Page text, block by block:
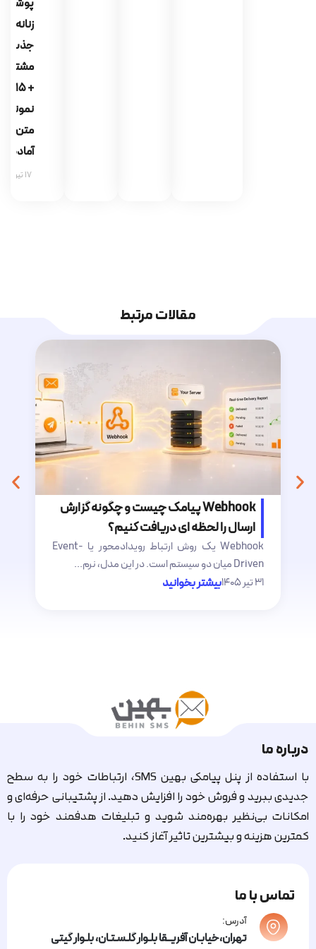
پوشاک
زنانه |
جذب
مشتری
+ 15
نمونه
متن
آماده
17 تیر 1405
مقالات مرتبط
Webhook پیامک چیست و چگونه گزارش
ارسال را لحظه ای دریافت کنیم؟
Webhook یک روش ارتباط رویدادمحور یا Event-
Driven میان دو سیستم است. در این مدل، نرم...
۳۱ تیر ۱۴۰۵
بیشتر بخوانید
درباره ما
با استفاده از پنل پیامکی بهین SMS، ارتباطات خود را به سطح
جدیدی ببرید و فروش خود را افزایش دهید. از پشتیبانی حرفه‌ای و
امکانات بی‌نظیر بهره‌مند شوید و تبلیغات هدفمند خود را با
کمترین هزینه و بیشترین تاثیر آغاز کنید.
تماس با ما
آدرس:
تهران،خیابـان آفریــقا بلـوار گلـسـتـان، بلـوار گیتی